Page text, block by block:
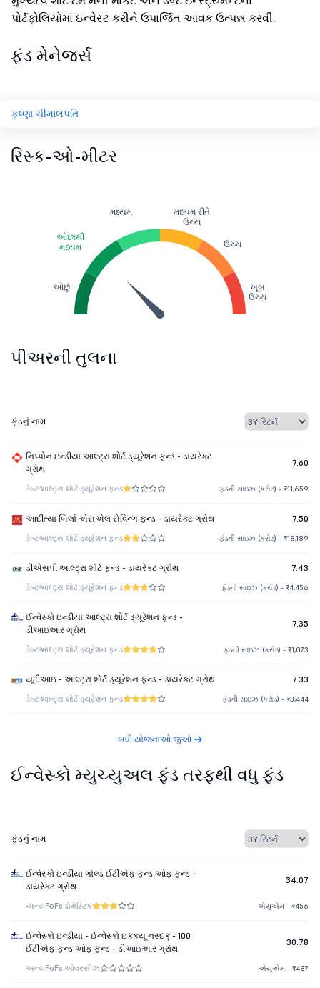
પોર્ટફોલિયોમાં ઇન્વેસ્ટ કરીને ઉપાર્જિત આવક ઉત્પન્ન કરવી.
ફંડ મેનેજર્સ
કૃષ્ણા ચીમાલપતિ
રિસ્ક-ઓ-મીટર
ઓછું
ઓછાથી
મધ્યમ
મધ્યમ
મધ્યમ રીતે
ઉચ્ચ
ઉચ્ચ
ખૂબ
ઉચ્ચ
પીઅરની તુલના
ફંડનું નામ
નિપ્પોન ઇન્ડીયા આલ્ટ્રા શોર્ટ ડ્યૂરેશન ફન્ડ - ડાયરેક્ટ
ગ્રોથ
7.60
ડેબ્ટઆલ્ટ્રા શોર્ટ ડ્યૂરેશન ફન્ડ ફંડની સાઇઝ (કરોડ) - ₹11,659
આદીત્યા બિર્લા એસએલ સેવિન્ગ ફન્ડ - ડાયરેક્ટ ગ્રોથ 7.50
ડેબ્ટઆલ્ટ્રા શોર્ટ ડ્યૂરેશન ફન્ડ ફંડની સાઇઝ (કરોડ) - ₹18,189
ડીએસપી આલ્ટ્રા શોર્ટ ફન્ડ - ડાયરેક્ટ ગ્રોથ 7.43
ડેબ્ટઆલ્ટ્રા શોર્ટ ડ્યૂરેશન ફન્ડ ફંડની સાઇઝ (કરોડ) - ₹4,456
ઈન્વેસ્કો ઇન્ડીયા આલ્ટ્રા શોર્ટ ડ્યૂરેશન ફન્ડ -
ડીઆઇઆર ગ્રોથ
7.35
ડેબ્ટઆલ્ટ્રા શોર્ટ ડ્યૂરેશન ફન્ડ ફંડની સાઇઝ (કરોડ) - ₹1,073
યૂટીઆઇ - આલ્ટ્રા શોર્ટ ડ્યૂરેશન ફન્ડ - ડાયરેક્ટ ગ્રોથ 7.33
ડેબ્ટઆલ્ટ્રા શોર્ટ ડ્યૂરેશન ફન્ડ ફંડની સાઇઝ (કરોડ) - ₹3,444
બધી યોજનાઓ જુઓ
ઈન્વેસ્કો મ્યુચ્યુઅલ ફંડ તરફથી વધુ ફંડ
ફંડનું નામ
ઈન્વેસ્કો ઇન્ડીયા ગોલ્ડ ઈટીએફ ફન્ડ ઓફ ફન્ડ -
ડાયરેક્ટ ગ્રોથ
34.07
અન્યFoFs ડોમેસ્ટિક એયુએમ - ₹456
ઈન્વેસ્કો ઇન્ડીયા - ઈન્વેસ્કો ઇક્ક્યૂ નસ્દક્ - 100
ઈટીએફ ફન્ડ ઓફ ફન્ડ - ડીઆઇઆર ગ્રોથ
30.78
અન્યFoFs ઓવરસીઝ એયુએમ - ₹487